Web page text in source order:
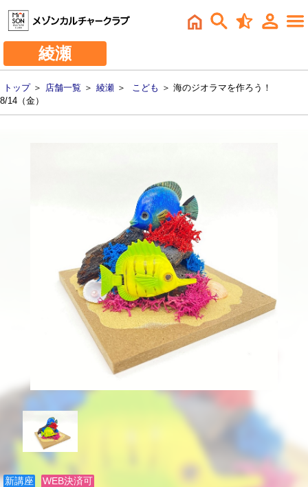
綾瀬
トップ＞ 店舗一覧 ＞ 綾瀬 ＞ こども ＞ 海のジオラマを作ろう！
8/14（金）
新講座 WEB決済可